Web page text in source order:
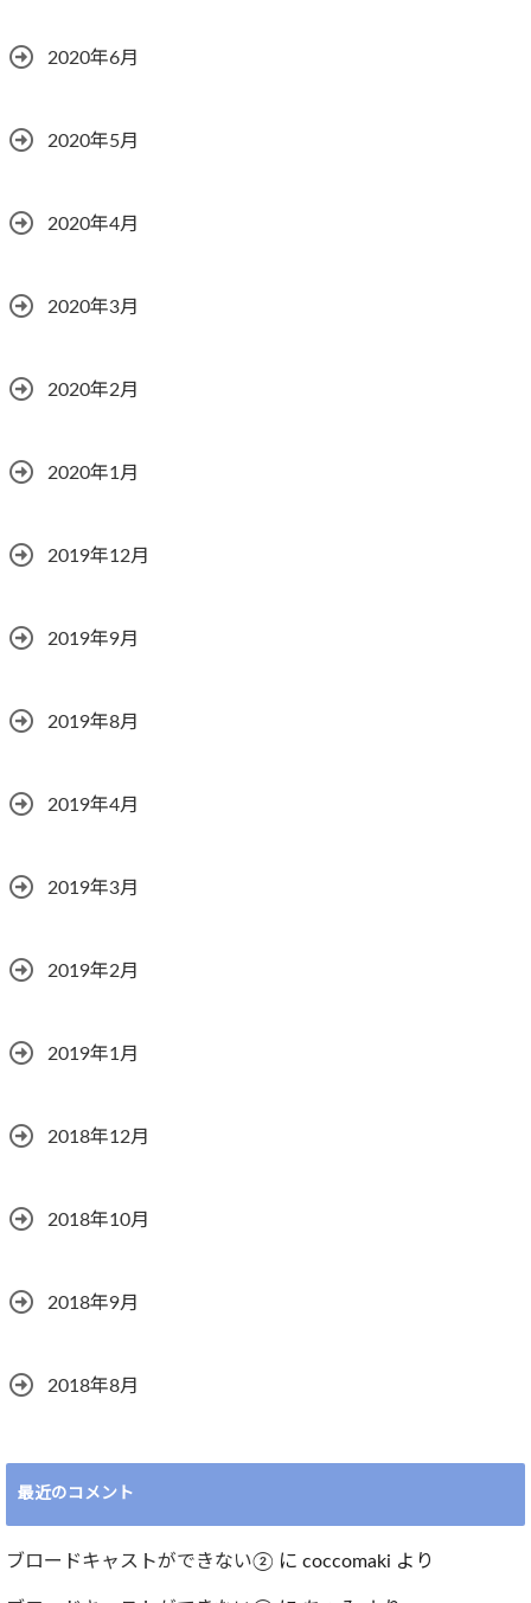
2020年6月
2020年5月
2020年4月
2020年3月
2020年2月
2020年1月
2019年12月
2019年9月
2019年8月
2019年4月
2019年3月
2019年2月
2019年1月
2018年12月
2018年10月
2018年9月
2018年8月
最近のコメント
ブロードキャストができない② に coccomaki より